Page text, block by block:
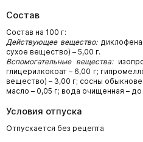
Состав
Состав на 100 г:
Действующее вещество:
сухое вещество) – 5,00 г.
Вспомогательные вещества:
глицерилкокоат – 6,00 г;
вещество) – 3,00 г; сосны
масло – 0,05 г; вода очищенная – до
Условия отпуска
Отпускается без рецепта